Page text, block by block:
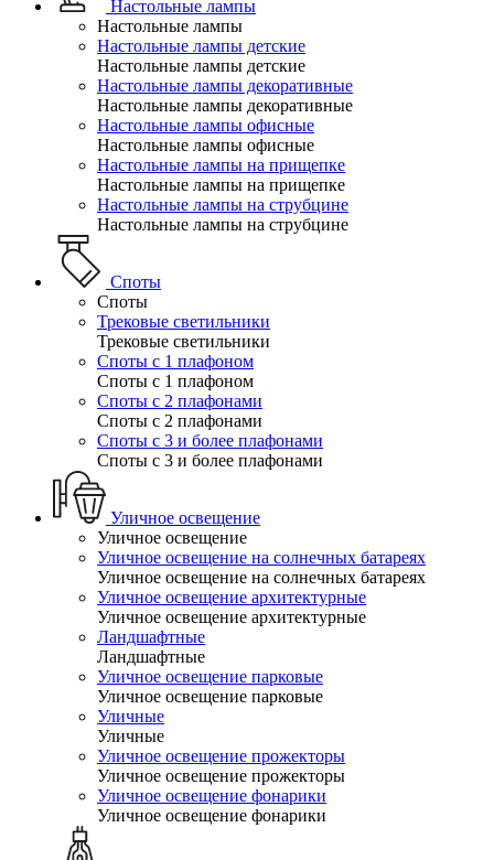
Настольные лампы
Настольные лампы
Настольные лампы детские
Настольные лампы детские
Настольные лампы декоративные
Настольные лампы декоративные
Настольные лампы офисные
Настольные лампы офисные
Настольные лампы на прищепке
Настольные лампы на прищепке
Настольные лампы на струбцине
Настольные лампы на струбцине
Споты
Споты
Трековые светильники
Трековые светильники
Споты с 1 плафоном
Споты с 1 плафоном
Споты с 2 плафонами
Споты с 2 плафонами
Споты с 3 и более плафонами
Споты с 3 и более плафонами
Уличное освещение
Уличное освещение
Уличное освещение на солнечных батареях
Уличное освещение на солнечных батареях
Уличное освещение архитектурные
Уличное освещение архитектурные
Ландшафтные
Ландшафтные
Уличное освещение парковые
Уличное освещение парковые
Уличные
Уличные
Уличное освещение прожекторы
Уличное освещение прожекторы
Уличное освещение фонарики
Уличное освещение фонарики